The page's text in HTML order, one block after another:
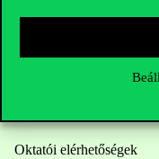
Telefonszám:+36 1 482
Oktatói elérhetőségek